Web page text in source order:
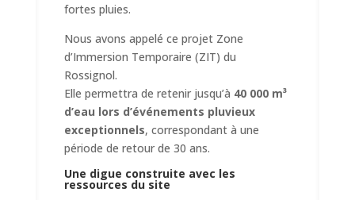
fortes pluies.
Nous avons appelé ce projet Zone
d’Immersion Temporaire (ZIT) du
Rossignol.
Elle permettra de retenir jusqu’à 40 000 m³
d’eau lors d’événements pluvieux
exceptionnels, correspondant à une
période de retour de 30 ans.
Une digue construite avec les
ressources du site